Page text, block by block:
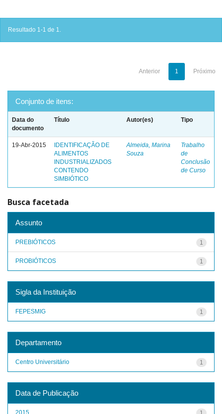
Resultado 1-1 de 1.
Anterior 1 Próximo
Conjunto de itens:
Data do
documento
Título Autor(es) Tipo
19-Abr-2015
IDENTIFICAÇÃO DE
ALIMENTOS
INDUSTRIALIZADOS
CONTENDO
SIMBIÓTICO
Almeida, Marina
Souza
Trabalho
de
Conclusão
de Curso
Busca facetada
Assunto
1
PREBIÓTICOS
1
PROBIÓTICOS
Sigla da Instituição
1
FEPESMIG
Departamento
1
Centro Universitário
Data de Publicação
2015